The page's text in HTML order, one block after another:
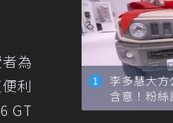
為
利
GT
李多慧大
含意！粉
忙找車